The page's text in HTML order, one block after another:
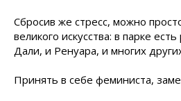
Сбросив же стресс, можно
великого искусства: в парке
Дали, и Ренуара, и многих
Принять в себе феминиста,